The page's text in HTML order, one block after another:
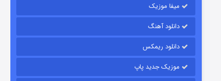
قسمت۱۵ (دوبله) منتشر شد
میفا موزیک
دانلود آهنگ
دانلود ریمکس
موزیک جدید پاپ